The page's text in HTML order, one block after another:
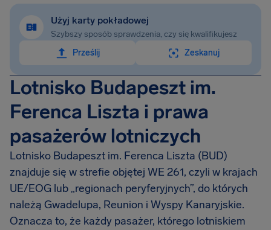
Użyj karty pokładowej
Szybszy sposób sprawdzenia, czy się kwalifikujesz
Prześlij
Zeskanuj
Lotnisko Budapeszt im.
Ferenca Liszta i prawa
pasażerów lotniczych
Lotnisko Budapeszt im. Ferenca Liszta (BUD)
znajduje się w strefie objętej WE 261, czyli w krajach
UE/EOG lub „regionach peryferyjnych”, do których
należą Gwadelupa, Reunion i Wyspy Kanaryjskie.
Oznacza to, że każdy pasażer, którego lotniskiem